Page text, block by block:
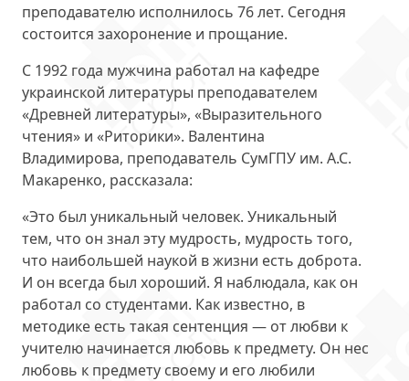
преподавателю исполнилось 76 лет. Сегодня
состоится захоронение и прощание.
С 1992 года мужчина работал на кафедре
украинской литературы преподавателем
«Древней литературы», «Выразительного
чтения» и «Риторики». Валентина
Владимирова, преподаватель СумГПУ им. А.С.
Макаренко, рассказала:
«Это был уникальный человек. Уникальный
тем, что он знал эту мудрость, мудрость того,
что наибольшей наукой в жизни есть доброта.
И он всегда был хороший. Я наблюдала, как он
работал со студентами. Как известно, в
методике есть такая сентенция — от любви к
учителю начинается любовь к предмету. Он нес
любовь к предмету своему и его любили